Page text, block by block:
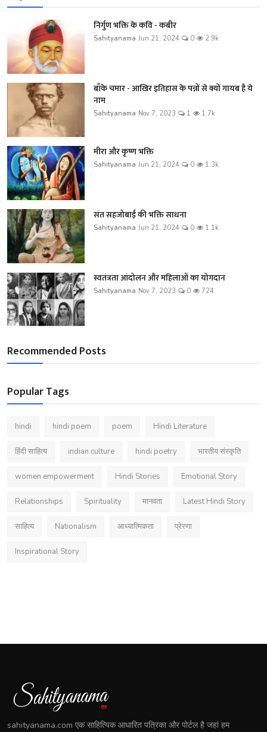
निर्गुण भक्ति के कवि - कबीर
Sahityanama Jun 21, 2024 0 2.9k
बाँके चमार - आखिर इतिहास के पन्नों से क्यों गायब है ये
नाम
Sahityanama Nov 7, 2023 1 1.7k
मीरा और कृष्ण भक्ति
Sahityanama Jun 21, 2024 0 1.3k
संत सहजोबाई की भक्ति साधना
Sahityanama Jun 21, 2024 0 1.1k
स्वतंत्रता आंदोलन और महिलाओं का योगदान
Sahityanama Nov 7, 2023 0 724
Recommended Posts
Popular Tags
hindi hindi poem poem Hindi Literature
हिंदी साहित्य indian culture hindi poetry भारतीय संस्कृति
women empowerment Hindi Stories Emotional Story
Relationships Spirituality मानवता Latest Hindi Story
साहित्य Nationalism आध्यात्मिकता प्रेरणा
Inspirational Story
sahityanama.com एक साहित्यिक आधारित पत्रिका और पोर्टल है जहां हम